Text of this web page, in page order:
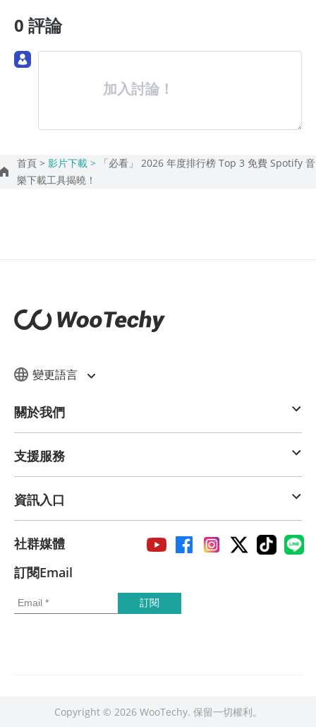
0 評論
加入討論！
首頁 > 影片下載 >
「必看」 2026 年度排行榜 Top 3 免費 Spotify 音
樂下載工具揭曉！
變更語言
關於我們
支援服務
資訊入口
社群媒體
訂閱Email
Copyright © 2026 WooTechy. 保留一切權利。